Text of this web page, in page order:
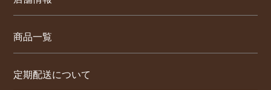
商品一覧
定期配送について